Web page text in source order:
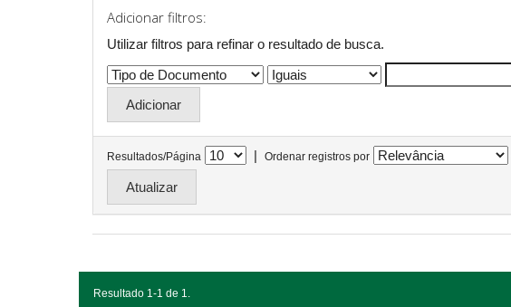
Adicionar filtros:
Utilizar filtros para refinar o resultado de busca.
Resultados/Página | Ordenar registros por
Resultado 1-1 de 1.